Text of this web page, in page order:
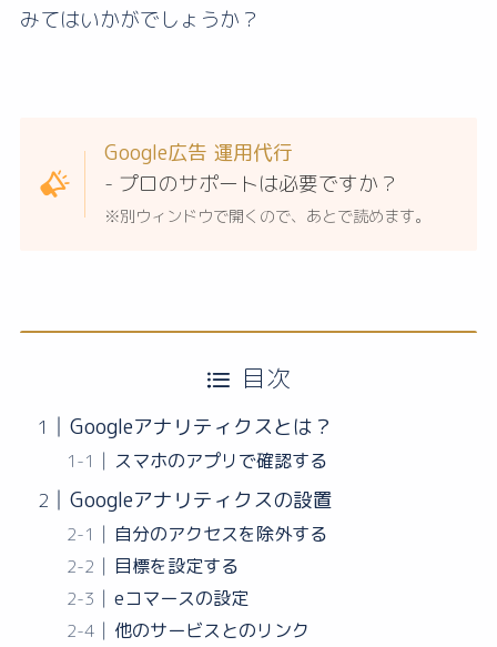
みてはいかがでしょうか？
Google広告 運用代行
- プロのサポートは必要ですか？
※別ウィンドウで開くので、あとで読めます。
目次
Googleアナリティクスとは？
スマホのアプリで確認する
Googleアナリティクスの設置
自分のアクセスを除外する
目標を設定する
eコマースの設定
他のサービスとのリンク